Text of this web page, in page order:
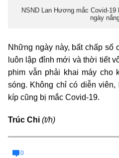
NSND Lan Hương mắc Covid-
ngày
Những ngày này, bất chấp số
luôn lập đỉnh mới và thời tiết
phim vẫn phải khai máy cho
sóng. Không chỉ có diễn
kíp cũng bị mắc Covid-19.
Trúc Chi (t/h)
0